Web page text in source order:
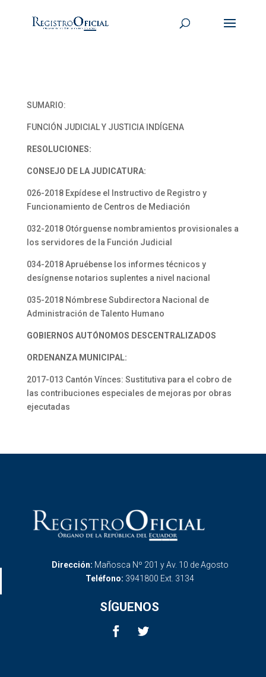
SUMARIO:
FUNCIÓN JUDICIAL Y JUSTICIA INDÍGENA
RESOLUCIONES:
CONSEJO DE LA JUDICATURA:
026-2018 Expídese el Instructivo de Registro y
Funcionamiento de Centros de Mediación
032-2018 Otórguense nombramientos provisionales a
los servidores de la Función Judicial
034-2018 Apruébense los informes técnicos y
desígnense notarios suplentes a nivel nacional
035-2018 Nómbrese Subdirectora Nacional de
Administración de Talento Humano
GOBIERNOS AUTÓNOMOS DESCENTRALIZADOS
ORDENANZA MUNICIPAL:
2017-013 Cantón Vínces: Sustitutiva para el cobro de
las contribuciones especiales de mejoras por obras
ejecutadas
Dirección: Mañosca Nº 201 y Av. 10 de Agosto
Teléfono: 3941800 Ext. 3134
SÍGUENOS